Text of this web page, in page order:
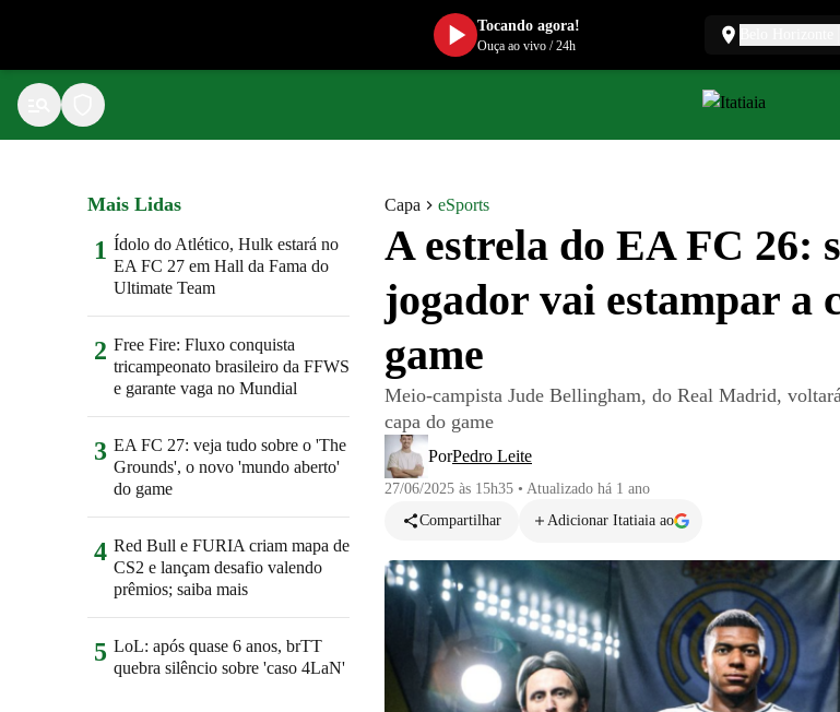
Capa eSports
A estrela do EA FC 26:
jogador vai estampar a
game
Meio-campista Jude Bellingham, do Real Madrid,
capa do game
PorPedro Leite
27/06/2025 às 15h35 • Atualizado há 1 ano
Compartilhar
Adicionar Itatiaia ao
Mais Lidas
1 Ídolo do Atlético, Hulk estará no
EA FC 27 em Hall da Fama do
Ultimate Team
2 Free Fire: Fluxo conquista
tricampeonato brasileiro da FFWS
e garante vaga no Mundial
3 EA FC 27: veja tudo sobre o 'The
Grounds', o novo 'mundo aberto'
do game
4 Red Bull e FURIA criam mapa de
CS2 e lançam desafio valendo
prêmios; saiba mais
5 LoL: após quase 6 anos, brTT
quebra silêncio sobre 'caso 4LaN'
Tocando agora!
Ouça ao vivo/24h